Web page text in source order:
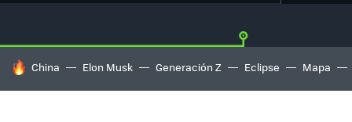
HOY SE HABLA DE
China Elon Musk Generación Z Eclipse Mapa